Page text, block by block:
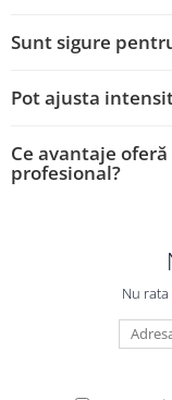
Sunt sigure
Pot ajusta
Ce avantaje
profesional?
Nu